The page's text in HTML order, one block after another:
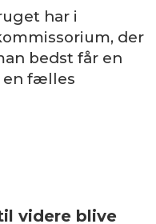
har i
der
bedst får en
en fælles
videre blive